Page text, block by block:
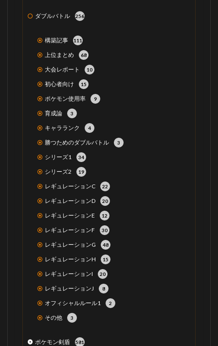
ダブルバトル 256
構築記事 111
上位まとめ 68
大会レポート 10
初心者向け 15
ポケモン使用率 9
育成論 3
キャラランク 4
勝つためのダブルバトル 3
シリーズ1 34
シリーズ2 19
レギュレーションC 22
レギュレーションD 20
レギュレーションE 12
レギュレーションF 30
レギュレーションG 48
レギュレーションH 15
レギュレーションI 20
レギュレーションJ 8
オフィシャルルール1 2
その他 3
ポケモン剣盾 581